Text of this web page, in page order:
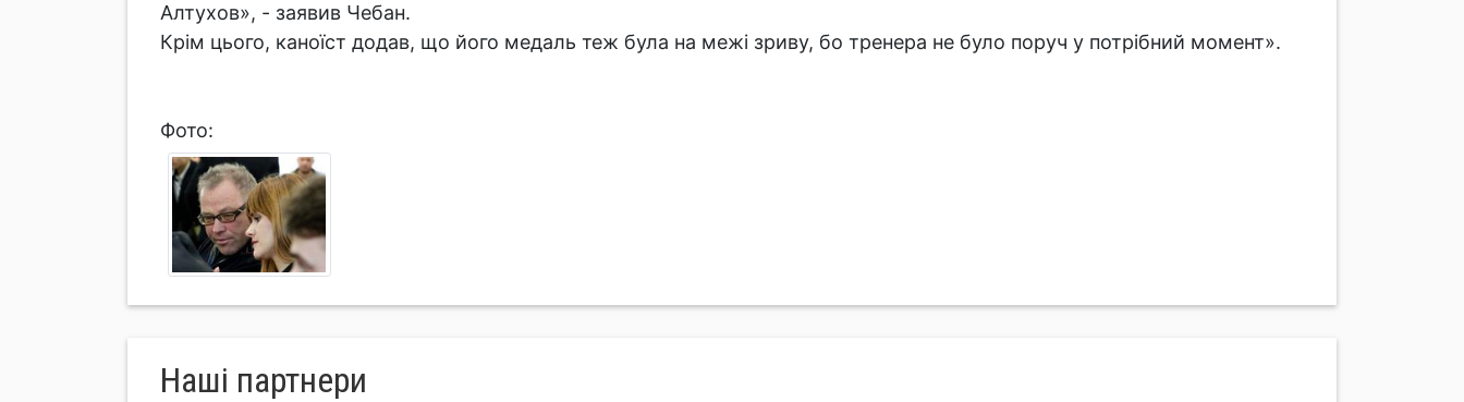
Алтухов», - заявив Чебан.
Крім цього, каноїст додав, що його медаль теж була на межі зриву, бо тренера не було поруч у потрібний момент».
Фото:
Нашi партнери